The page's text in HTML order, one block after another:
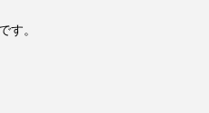
す。